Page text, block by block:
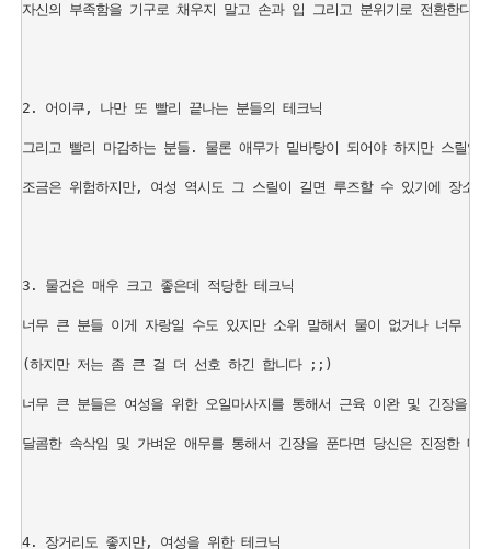
자신의 부족함을 기구로 채우지 말고 손과 입 그리고 분위기로 전환한다
2. 어이쿠, 나만 또 빨리 끝나는 분들의 테크닉
그리고 빨리 마감하는 분들. 물론 애무가 밑바탕이 되어야 하지만 스릴있
조금은 위험하지만, 여성 역시도 그 스릴이 길면 루즈할 수 있기에 장소
3. 물건은 매우 크고 좋은데 적당한 테크닉
너무 큰 분들 이게 자랑일 수도 있지만 소위 말해서 물이 없거나 너무 장
(하지만 저는 좀 큰 걸 더 선호 하긴 합니다 ;;)
너무 큰 분들은 여성을 위한 오일마사지를 통해서 근육 이완 및 긴장을
달콤한 속삭임 및 가벼운 애무를 통해서 긴장을 푼다면 당신은 진정한
4. 장거리도 좋지만, 여성을 위한 테크닉